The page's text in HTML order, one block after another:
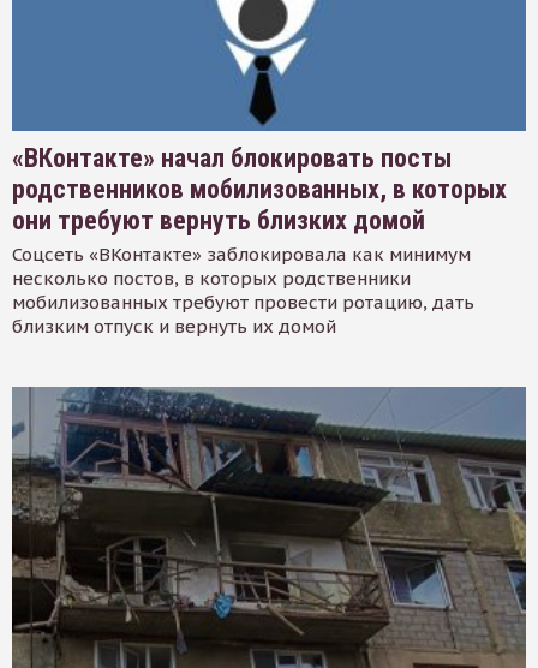
«ВКонтакте» начал блокировать посты
родственников мобилизованных, в которых
они требуют вернуть близких домой
Соцсеть «ВКонтакте» заблокировала как минимум
несколько постов, в которых родственники
мобилизованных требуют провести ротацию, дать
близким отпуск и вернуть их домой